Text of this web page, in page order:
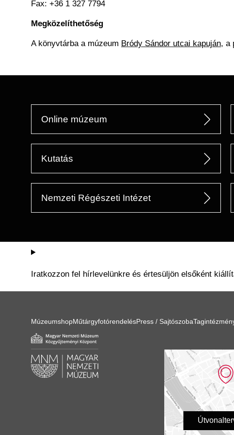
Fax: +36 1 327 7794
Megközelíthetőség
A könyvtárba a múzeum Bródy Sándor utcai kapuján, a
Online múzeum
Kutatás
Nemzeti Régészeti Intézet
Iratkozzon fel hírlevelünkre és értesüljön elsőként
MúzeumshopMűtárgyfotórendelésPress / Sajtószoba